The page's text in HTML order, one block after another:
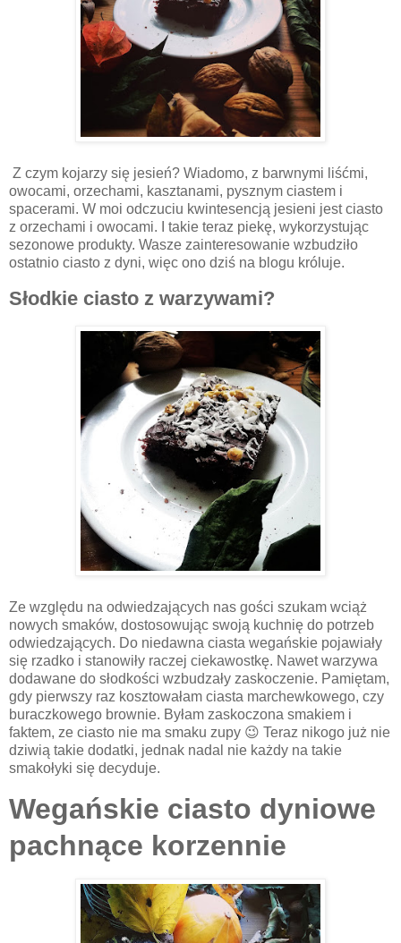
Z czym kojarzy się jesień? Wiadomo, z barwnymi liśćmi,
owocami, orzechami, kasztanami, pysznym ciastem i
spacerami. W moi odczuciu kwintesencją jesieni jest ciasto
z orzechami i owocami. I takie teraz piekę, wykorzystując
sezonowe produkty. Wasze zainteresowanie wzbudziło
ostatnio ciasto z dyni, więc ono dziś na blogu króluje.
Słodkie ciasto z warzywami?
Ze względu na odwiedzających nas gości szukam wciąż
nowych smaków, dostosowując swoją kuchnię do potrzeb
odwiedzających. Do niedawna ciasta wegańskie pojawiały
się rzadko i stanowiły raczej ciekawostkę. Nawet warzywa
dodawane do słodkości wzbudzały zaskoczenie. Pamiętam,
gdy pierwszy raz kosztowałam ciasta marchewkowego, czy
buraczkowego brownie. Byłam zaskoczona smakiem i
faktem, ze ciasto nie ma smaku zupy 😉 Teraz nikogo już nie
dziwią takie dodatki, jednak nadal nie każdy na takie
smakołyki się decyduje.
Wegańskie ciasto dyniowe
pachnące korzennie